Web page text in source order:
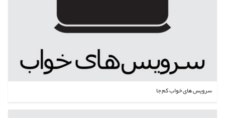
سرویس های خواب کم جا